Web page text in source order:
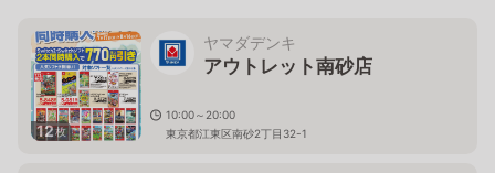
12枚
ヤマダデンキ
アウトレット南砂店
10:00～20:00
東京都江東区南砂2丁目32-1